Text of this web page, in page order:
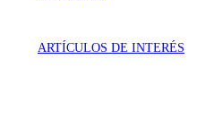
ARTÍCULOS DE INTERÉS